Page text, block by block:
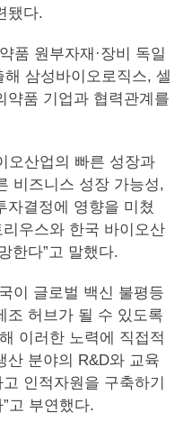
됐다.
품 원부자재·장비 독일
삼성바이오로직스, 셀
약품 기업과 협력관계를
오산업의 빠른 성장과
비즈니스 성장 가능성,
자결정에 영향을 미쳤
우스와 한국 바이오산
한다”고 말했다.
이 글로벌 백신 불평등
조 허브가 될 수 있도록
이러한 노력에 직접적
산 분야의 R&D와 교육
인적자원을 구축하기
고 부연했다.